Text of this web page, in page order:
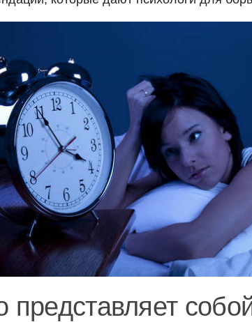
представляет